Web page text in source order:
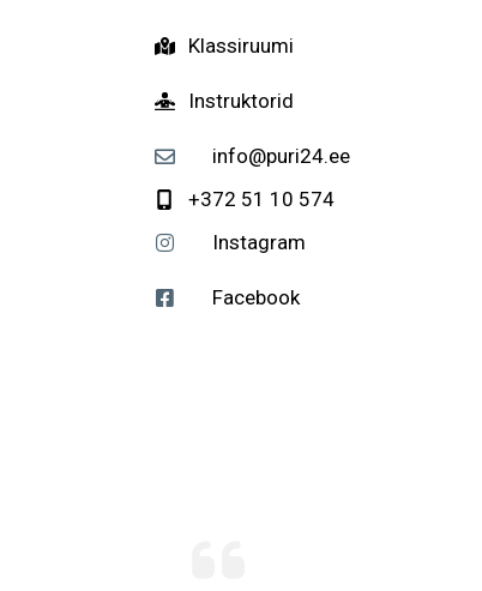
Klassiruumi
Instruktorid
info@puri24.ee
+372 51 10 574
Instagram
Facebook